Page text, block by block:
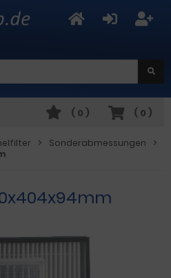
( 0 )
( 0 )
Sonderabmessungen